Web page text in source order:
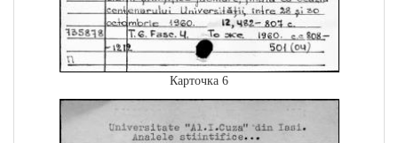
Карточка 6